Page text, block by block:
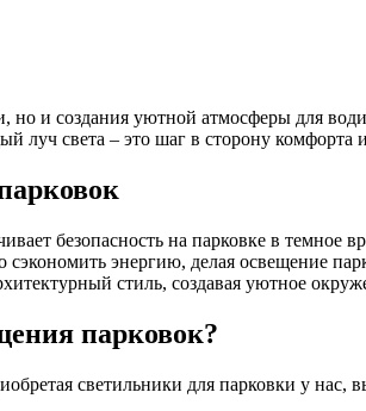
но и создания уютной атмосферы для
луч света – это шаг в сторону комфорта
безопасность на парковке в темное
сэкономить энергию, делая освещение
стиль, создавая уютное
парковок?
светильники для парковки у нас,